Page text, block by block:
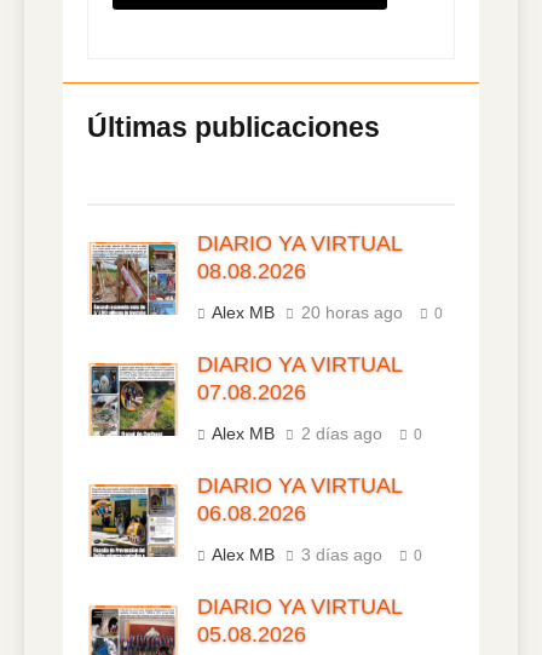
DIARIO YA VIRTUAL
08.08.2026
Alex MB 20 horas ago 0
DIARIO YA VIRTUAL
07.08.2026
Alex MB 2 días ago 0
DIARIO YA VIRTUAL
06.08.2026
Alex MB 3 días ago 0
DIARIO YA VIRTUAL
05.08.2026